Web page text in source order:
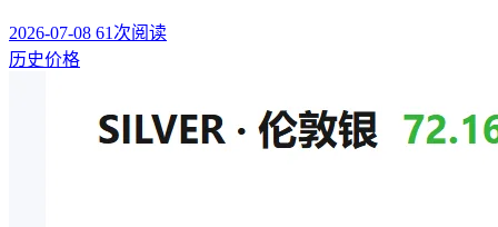
2026-07-08 61次阅读
历史价格